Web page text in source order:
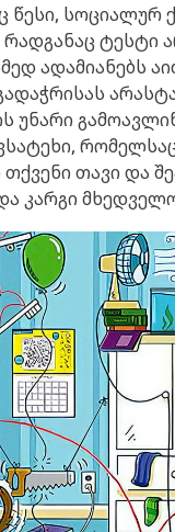
წესი, სოციალურ
ტესტი
ადამიანებს
უნარი
თავი და
კარგი